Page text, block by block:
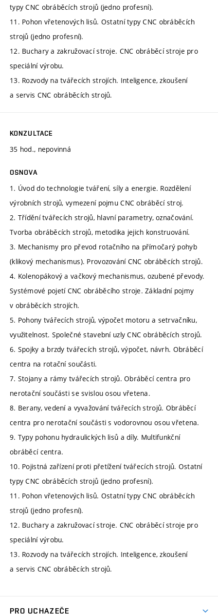
typy CNC obráběcích strojů (jedno profesní).
11. Pohon vřetenových lisů. Ostatní typy CNC obráběcích
strojů (jedno profesní).
12. Buchary a zakružovací stroje. CNC obráběcí stroje pro
speciální výrobu.
13. Rozvody na tvářecích strojích. Inteligence, zkoušení
a servis CNC obráběcích strojů.
KONZULTACE
35 hod., nepovinná
OSNOVA
1. Úvod do technologie tváření, síly a energie. Rozdělení
výrobních strojů, vymezení pojmu CNC obráběcí stroj.
2. Třídění tvářecích strojů, hlavní parametry, označování.
Tvorba obráběcích strojů, metodika jejich konstruování.
3. Mechanismy pro převod rotačního na přímočarý pohyb
(klikový mechanismus). Provozování CNC obráběcích strojů.
4. Kolenopákový a vačkový mechanismus, ozubené převody.
Systémové pojetí CNC obráběcího stroje. Základní pojmy
v obráběcích strojích.
5. Pohony tvářecích strojů, výpočet motoru a setrvačníku,
využitelnost. Společné stavební uzly CNC obráběcích strojů.
6. Spojky a brzdy tvářecích strojů, výpočet, návrh. Obráběcí
centra na rotační součásti.
7. Stojany a rámy tvářecích strojů. Obráběcí centra pro
nerotační součásti se svislou osou vřetena.
8. Berany, vedení a vyvažování tvářecích strojů. Obráběcí
centra pro nerotační součásti s vodorovnou osou vřetena.
9. Typy pohonu hydraulických lisů a díly. Multifunkční
obráběcí centra.
10. Pojistná zařízení proti přetížení tvářecích strojů. Ostatní
typy CNC obráběcích strojů (jedno profesní).
11. Pohon vřetenových lisů. Ostatní typy CNC obráběcích
strojů (jedno profesní).
12. Buchary a zakružovací stroje. CNC obráběcí stroje pro
speciální výrobu.
13. Rozvody na tvářecích strojích. Inteligence, zkoušení
a servis CNC obráběcích strojů.
PRO UCHAZEČE